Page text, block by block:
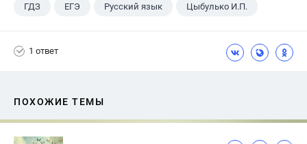
ГДЗ ЕГЭ Русский язык Цыбулько И.П.
1 ответ
ПОХОЖИЕ ТЕМЫ